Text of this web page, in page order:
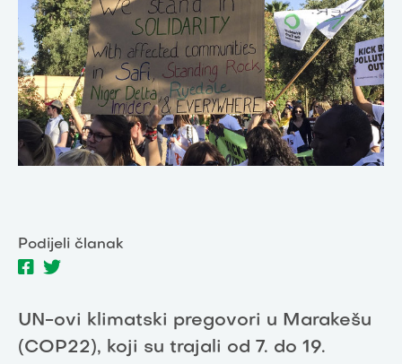
Podijeli članak
UN-ovi klimatski pregovori u Marakešu
(COP22), koji su trajali od 7. do 19.